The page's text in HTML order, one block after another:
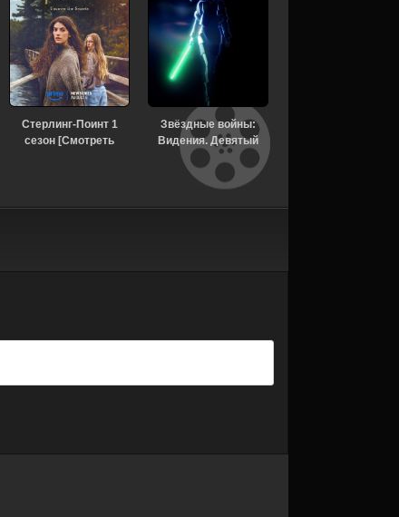
Стерлинг-Поинт 1
сезон [Смотреть
Звёздные войны:
Видения. Девятый
джедай 1 сезон
[Смотреть Онлайн]